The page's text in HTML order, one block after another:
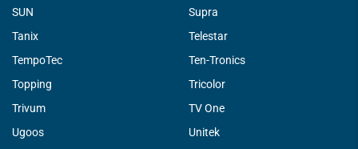
SUN
Supra
Tanix
Telestar
TempoTec
Ten-Tronics
Topping
Tricolor
Trivum
TV One
Ugoos
Unitek